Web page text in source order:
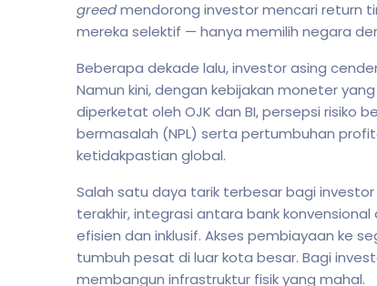
greedmendorong investor mencari return
mereka selektif — hanya memilih negara
Beberapa dekade lalu, investor asing
Namun kini, dengan kebijakan moneter
diperketat oleh OJK dan BI, persepsi risiko
bermasalah (NPL) serta pertumbuhan
ketidakpastian global.
Salah satu daya tarik terbesar bagi
terakhir, integrasi antara bank
efisien dan inklusif. Akses pembiayaan ke
tumbuh pesat di luar kota besar. Bagi
membangun infrastruktur fisik yang mahal.